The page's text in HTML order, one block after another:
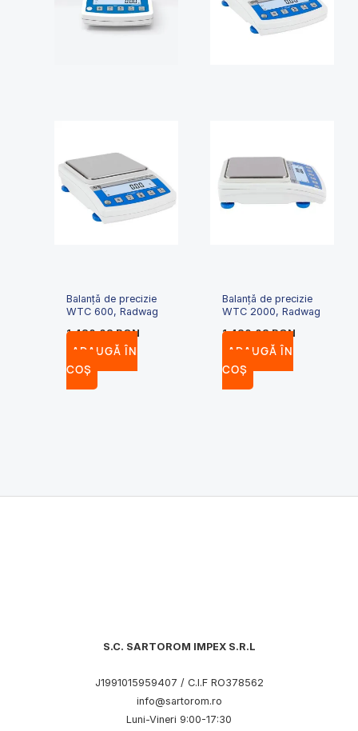
Balanță de precizie
WTC 600, Radwag
1,420.03RON
ADAUGĂ ÎN
COȘ
Balanță de precizie
WTC 2000, Radwag
1,420.03RON
ADAUGĂ ÎN
COȘ
S.C. SARTOROM IMPEX S.R.L
J1991015959407 / C.I.F RO378562
info@sartorom.ro
Luni-Vineri 9:00-17:30